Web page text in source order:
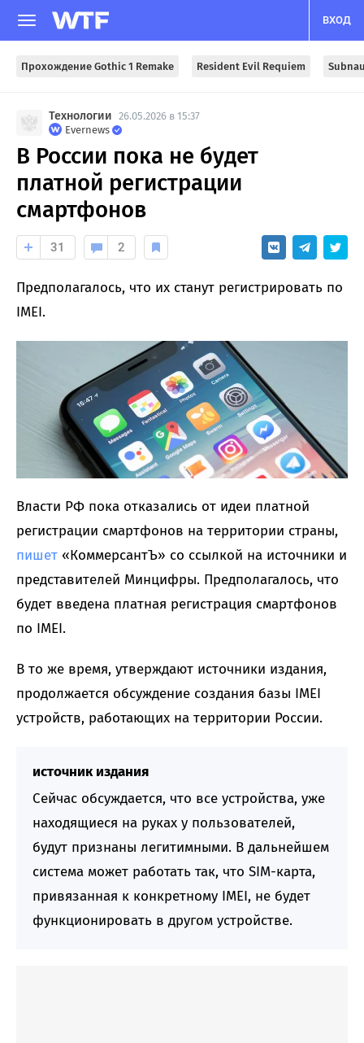
ВХОД
Прохождение Gothic 1 Remake Resident Evil Requiem
Технологии 26.05.2026 в 15:37
Evernews
В России пока не будет
платной регистрации
смартфонов
31 2
Предполагалось, что их станут регистрировать по
IMEI.
Власти РФ пока отказались от идеи платной
регистрации смартфонов на территории страны,
пишет «КоммерсантЪ» со ссылкой на источники и
представителей Минцифры. Предполагалось, что
будет введена платная регистрация смартфонов
по IMEI.
В то же время, утверждают источники издания,
продолжается обсуждение создания базы IMEI
устройств, работающих на территории России.
источник издания
Сейчас обсуждается, что все устройства, уже
находящиеся на руках у пользователей,
будут признаны легитимными. В дальнейшем
система может работать так, что SIM-карта,
привязанная к конкретному IMEI, не будет
функционировать в другом устройстве.